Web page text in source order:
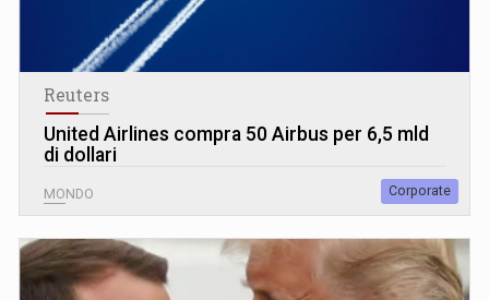
Reuters
United Airlines compra 50 Airbus per 6,5 mld
di dollari
MONDO Corporate